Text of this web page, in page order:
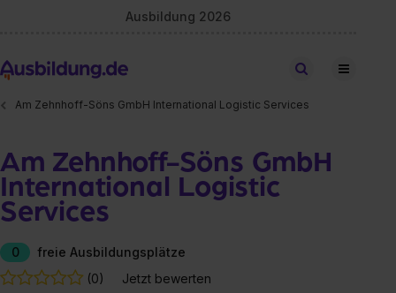
Ausbildung 2026
Stellen finden
Am Zehnhoff-Söns GmbH International Logistic Services
Am Zehnhoff-Söns GmbH
International Logistic
Services
0
freie Ausbildungsplätze
(0)
Jetzt bewerten